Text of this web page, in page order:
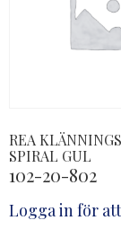
REA
SPIRAL GUL
102-20-802
Logga in för